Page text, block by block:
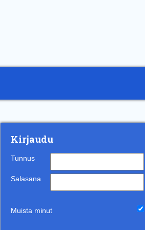
Kirjaudu
Tunnus
Salasana
Muista minut